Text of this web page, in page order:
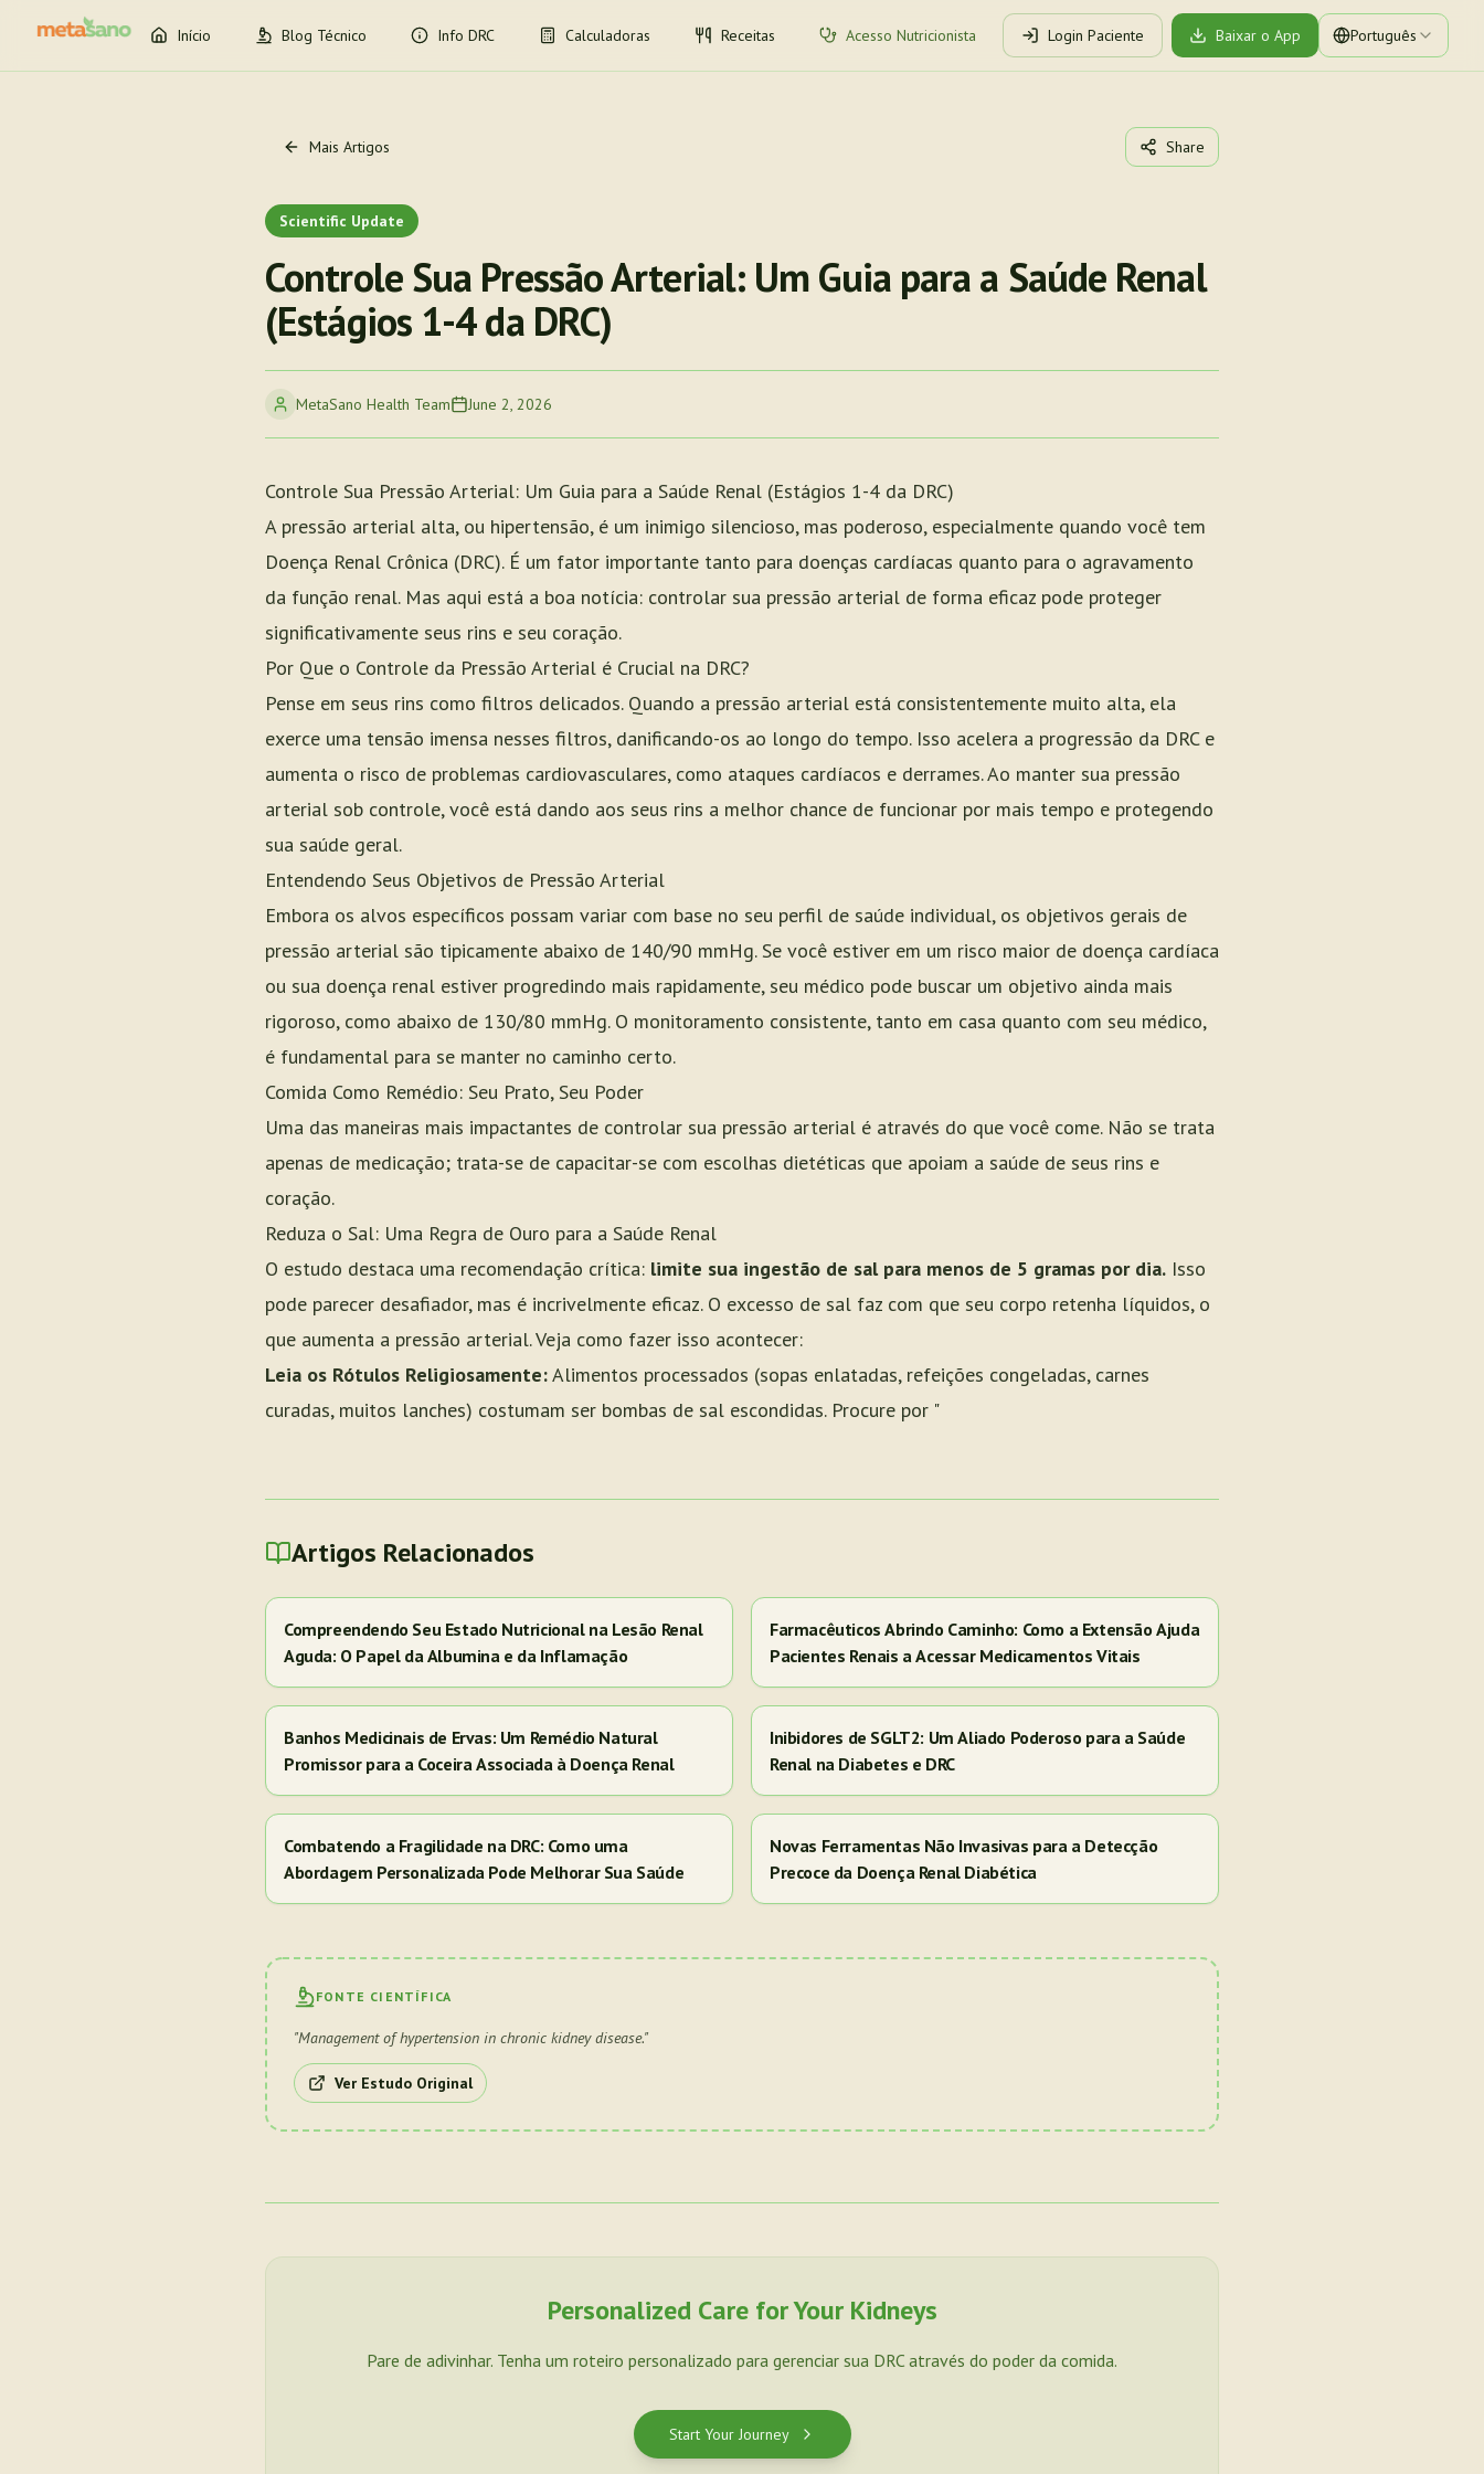
Início Blog Técnico Info DRC Calculadoras Receitas Acesso Nutricionista Login Paciente Baixar o App Português
Mais Artigos Share
Scientific Update
Controle Sua Pressão Arterial: Um Guia para a Saúde Renal
(Estágios 1-4 da DRC)
MetaSano Health Team June 2, 2026
Controle Sua Pressão Arterial: Um Guia para a Saúde Renal (Estágios 1-4 da DRC)
A pressão arterial alta, ou hipertensão, é um inimigo silencioso, mas poderoso, especialmente quando você tem
Doença Renal Crônica (DRC). É um fator importante tanto para doenças cardíacas quanto para o agravamento
da função renal. Mas aqui está a boa notícia: controlar sua pressão arterial de forma eficaz pode proteger
significativamente seus rins e seu coração.
Por Que o Controle da Pressão Arterial é Crucial na DRC?
Pense em seus rins como filtros delicados. Quando a pressão arterial está consistentemente muito alta, ela
exerce uma tensão imensa nesses filtros, danificando-os ao longo do tempo. Isso acelera a progressão da DRC e
aumenta o risco de problemas cardiovasculares, como ataques cardíacos e derrames. Ao manter sua pressão
arterial sob controle, você está dando aos seus rins a melhor chance de funcionar por mais tempo e protegendo
sua saúde geral.
Entendendo Seus Objetivos de Pressão Arterial
Embora os alvos específicos possam variar com base no seu perfil de saúde individual, os objetivos gerais de
pressão arterial são tipicamente abaixo de 140/90 mmHg. Se você estiver em um risco maior de doença cardíaca
ou sua doença renal estiver progredindo mais rapidamente, seu médico pode buscar um objetivo ainda mais
rigoroso, como abaixo de 130/80 mmHg. O monitoramento consistente, tanto em casa quanto com seu médico,
é fundamental para se manter no caminho certo.
Comida Como Remédio: Seu Prato, Seu Poder
Uma das maneiras mais impactantes de controlar sua pressão arterial é através do que você come. Não se trata
apenas de medicação; trata-se de capacitar-se com escolhas dietéticas que apoiam a saúde de seus rins e
coração.
Reduza o Sal: Uma Regra de Ouro para a Saúde Renal
O estudo destaca uma recomendação crítica: limite sua ingestão de sal para menos de 5 gramas por dia. Isso
pode parecer desafiador, mas é incrivelmente eficaz. O excesso de sal faz com que seu corpo retenha líquidos, o
que aumenta a pressão arterial. Veja como fazer isso acontecer:
Leia os Rótulos Religiosamente:Alimentos processados (sopas enlatadas, refeições congeladas, carnes
curadas, muitos lanches) costumam ser bombas de sal escondidas. Procure por "
Artigos Relacionados
Compreendendo Seu Estado Nutricional na Lesão Renal
Aguda: O Papel da Albumina e da Inflamação
Farmacêuticos Abrindo Caminho: Como a Extensão Ajuda
Pacientes Renais a Acessar Medicamentos Vitais
Banhos Medicinais de Ervas: Um Remédio Natural
Promissor para a Coceira Associada à Doença Renal
Inibidores de SGLT2: Um Aliado Poderoso para a Saúde
Renal na Diabetes e DRC
Combatendo a Fragilidade na DRC: Como uma
Abordagem Personalizada Pode Melhorar Sua Saúde
Novas Ferramentas Não Invasivas para a Detecção
Precoce da Doença Renal Diabética
FONTE CIENTÍFICA
"Management of hypertension in chronic kidney disease."
Ver Estudo Original
Personalized Care for Your Kidneys
Pare de adivinhar. Tenha um roteiro personalizado para gerenciar sua DRC através do poder da comida.
Start Your Journey